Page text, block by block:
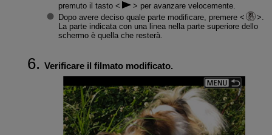
premuto il tasto
per avanzare velocemente.
Dopo avere deciso quale parte modificare, premere
La parte indicata con una linea nella parte superiore dello
schermo è quella che resterà.
Verificare il filmato modificato.